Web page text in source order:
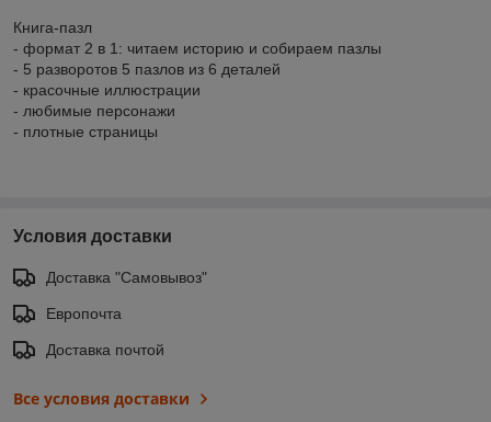
Книга-пазл
- формат 2 в 1: читаем историю и собираем пазлы
- 5 разворотов 5 пазлов из 6 деталей
- красочные иллюстрации
- любимые персонажи
- плотные страницы
Условия доставки
Доставка "Самовывоз"
Европочта
Доставка почтой
Все условия доставки